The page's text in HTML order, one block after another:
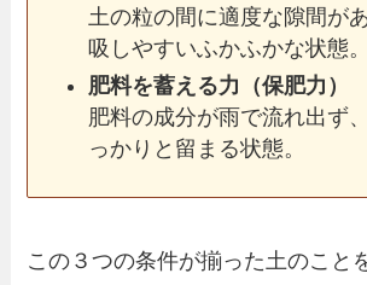
土の粒の間に適度な隙間が
吸しやすいふかふかな状態。
肥料を蓄える力（保肥力）
肥料の成分が雨で流れ出ず
っかりと留まる状態。
この３つの条件が揃った土のこと